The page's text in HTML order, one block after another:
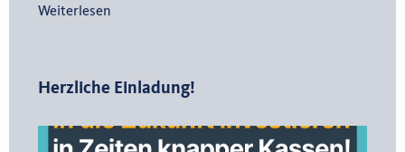
Weiterlesen
Herzliche Einladung!